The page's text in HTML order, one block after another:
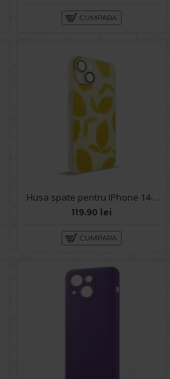
CUMPARA
- Transparent/Maro Husa spate pentru IPhone 14- Happy case
119.90 lei
CUMPARA